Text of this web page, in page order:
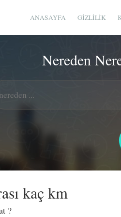
ANASAYFA GIZLILIK
Nereden
kaç km
?